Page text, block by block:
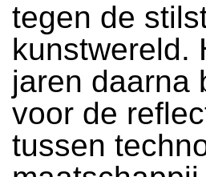
tegen de
kunstwereld.
jaren daarna
voor de
tussen